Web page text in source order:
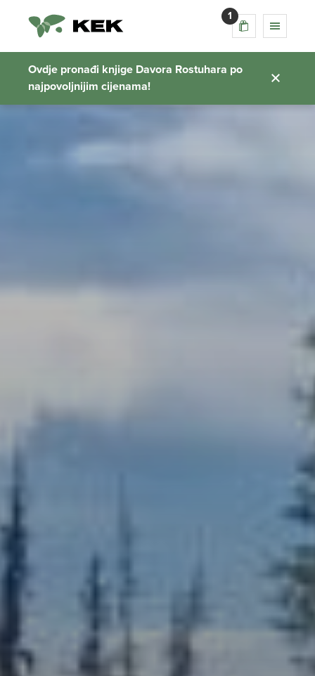
1
Ovdje pronađi knjige Davora Rostuhara po
najpovoljnijim cijenama!